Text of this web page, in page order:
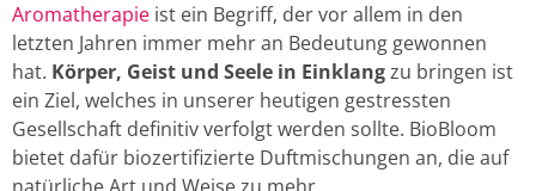
Aromatherapie ist ein Begriff, der vor allem in den
letzten Jahren immer mehr an Bedeutung gewonnen
hat. Körper, Geist und Seele in Einklangzu bringen ist
ein Ziel, welches in unserer heutigen gestressten
Gesellschaft definitiv verfolgt werden sollte. BioBloom
bietet dafür biozertifizierte Duftmischungen an, die auf